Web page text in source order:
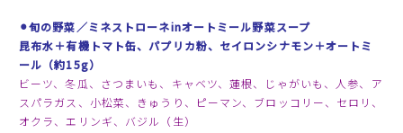
⚫︎旬の野菜／ミネストローネinオートミール野菜スープ
昆布水＋有機トマト缶、パプリカ粉、セイロンシナモン＋オートミ
ール（約15g）
ビーツ、冬瓜、さつまいも、キャベツ、蓮根、じゃがいも、人参、ア
スパラガス、小松菜、きゅうり、ピーマン、ブロッコリー、セロリ、
オクラ、エリンギ、バジル（生）